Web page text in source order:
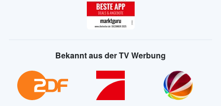
Bekannt aus der TV Werbung